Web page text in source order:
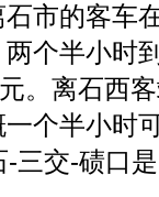
市的客车
个半小时
。离石西
个半小时
三交-碛口